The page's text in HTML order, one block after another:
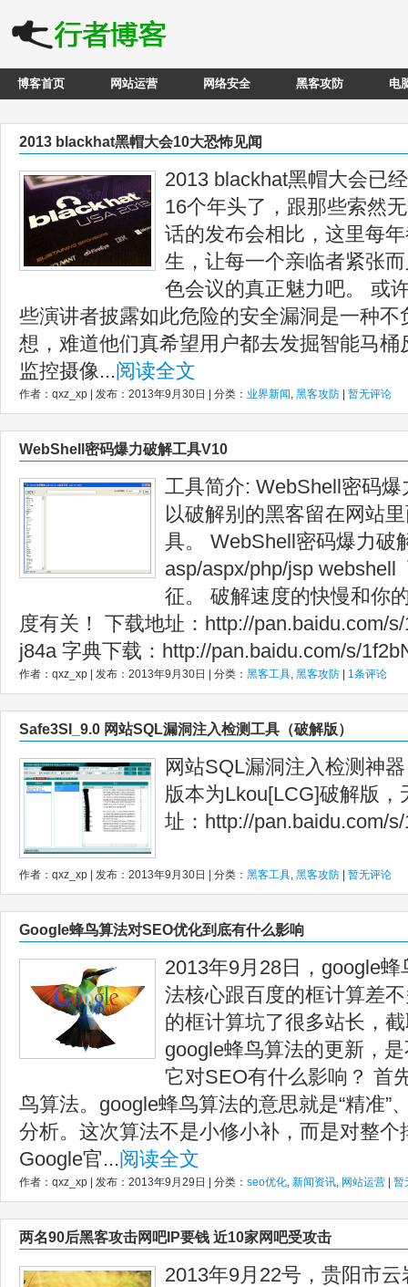
博客首页 网站运营 网络安全 黑客攻防 电
2013 blackhat黑帽大会10大恐怖见闻
2013 blackhat黑帽大会已
16个年头了，跟那些索然
话的发布会相比，这里每
生，让每一个亲临者紧张
色会议的真正魅力吧。 或
些演讲者披露如此危险的安全漏洞是一种
想，难道他们真希望用户都去发掘智能马
监控摄像...阅读全文
作者：qxz_xp | 发布：2013年9月30日 | 分类： 业界新闻, 黑客攻防 暂无评论
WebShell密码爆力破解工具V10
工具简介: WebShell密码
以破解别的黑客留在网站
具。 WebShell密码爆力破
asp/aspx/php/jsp
征。 破解速度的快慢和你
度有关！ 下载地址：http://
j84a 字典下载：http://pan.baidu.com/s/
作者：qxz_xp | 发布：2013年9月30日 | 分类： 黑客工具, 黑客攻防 1条评论
Safe3SI_9.0 网站SQL漏洞注入检测工具（破解版）
网站SQL漏洞注入检测神
版本为Lkou[LCG]破解版
址：http://pan.baidu.com/
作者：qxz_xp | 发布：2013年9月30日 | 分类： 黑客工具, 黑客攻防 暂无评论
Google蜂鸟算法对SEO优化到底有什么影响
2013年9月28日，google
法核心跟百度的框计算差
的框计算坑了很多站长，
google蜂鸟算法的更新，
它对SEO有什么影响？ 首
鸟算法。google蜂鸟算法的意思就是“精准”
分析。这次算法不是小修小补，而是对整
Google官...阅读全文
作者：qxz_xp | 发布：2013年9月29日 | 分类： seo优化, 新闻资讯, 网站运营 暂
两名90后黑客攻击网吧IP要钱 近10家网吧受攻击
2013年9月22号，贵阳市